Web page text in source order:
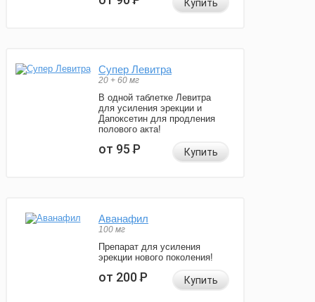
Купить
Супер Левитра
20 + 60 мг
В одной таблетке Левитра
для усиления эрекции и
Дапоксетин для продления
полового акта!
от 95Р Купить
Аванафил
100 мг
Препарат для усиления
эрекции нового поколения!
от 200Р Купить